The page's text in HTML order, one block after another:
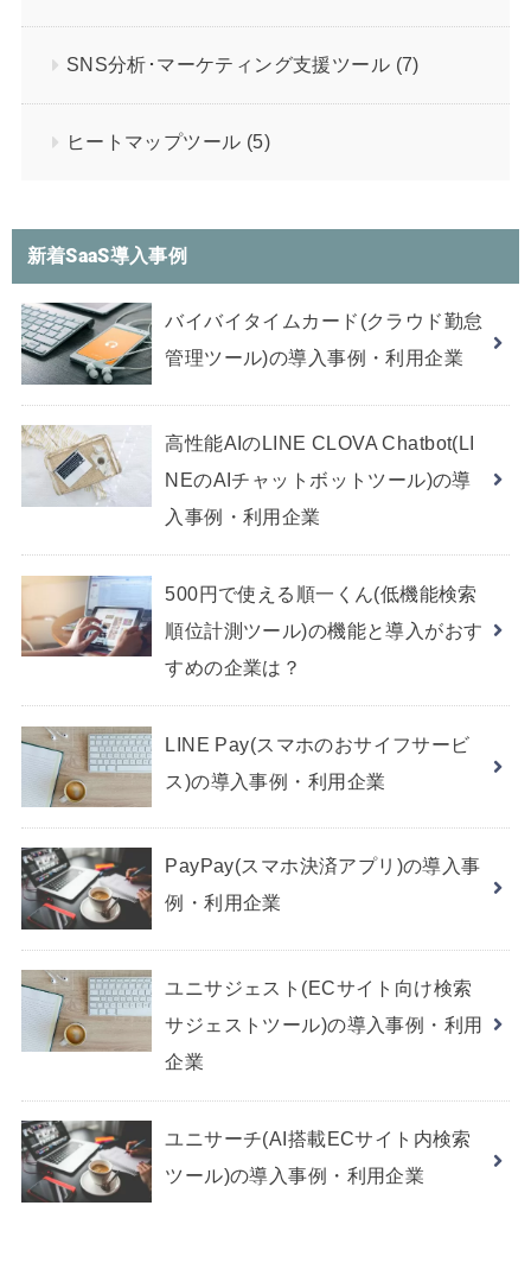
SNS分析･マーケティング支援ツール (7)
ヒートマップツール (5)
新着SaaS導入事例
バイバイタイムカード(クラウド勤怠
管理ツール)の導入事例・利用企業
高性能AIのLINE CLOVA Chatbot(LI
NEのAIチャットボットツール)の導
入事例・利用企業
500円で使える順一くん(低機能検索
順位計測ツール)の機能と導入がおす
すめの企業は？
LINE Pay(スマホのおサイフサービ
ス)の導入事例・利用企業
PayPay(スマホ決済アプリ)の導入事
例・利用企業
ユニサジェスト(ECサイト向け検索
サジェストツール)の導入事例・利用
企業
ユニサーチ(AI搭載ECサイト内検索
ツール)の導入事例・利用企業